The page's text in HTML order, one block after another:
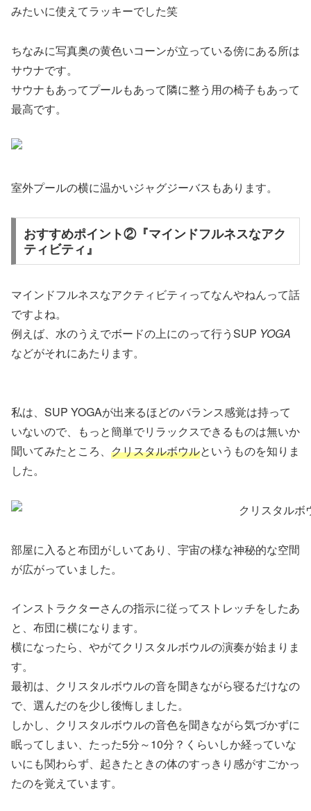
みたいに使えてラッキーでした笑
ちなみに写真奥の黄色いコーンが立っている傍にある所は
サウナです。
サウナもあってプールもあって隣に整う用の椅子もあって
最高です。
室外プールの横に温かいジャグジーバスもあります。
おすすめポイント②『マインドフルネスなアク
ティビティ』
マインドフルネスなアクティビティってなんやねんって話
ですよね。
例えば、水のうえでボードの上にのって行うSUP YOGA
などがそれにあたります。
私は、SUP YOGAが出来るほどのバランス感覚は持って
いないので、もっと簡単でリラックスできるものは無いか
聞いてみたところ、 クリスタルボウルというものを知りま
した。
部屋に入ると布団がしいてあり、宇宙の様な神秘的な空間
が広がっていました。
インストラクターさんの指示に従ってストレッチをしたあ
と、布団に横になります。
横になったら、やがてクリスタルボウルの演奏が始まりま
す。
最初は、クリスタルボウルの音を聞きながら寝るだけなの
で、選んだのを少し後悔しました。
しかし、クリスタルボウルの音色を聞きながら気づかずに
眠ってしまい、たった5分～10分？くらいしか経っていな
いにも関わらず、起きたときの体のすっきり感がすごかっ
たのを覚えています。